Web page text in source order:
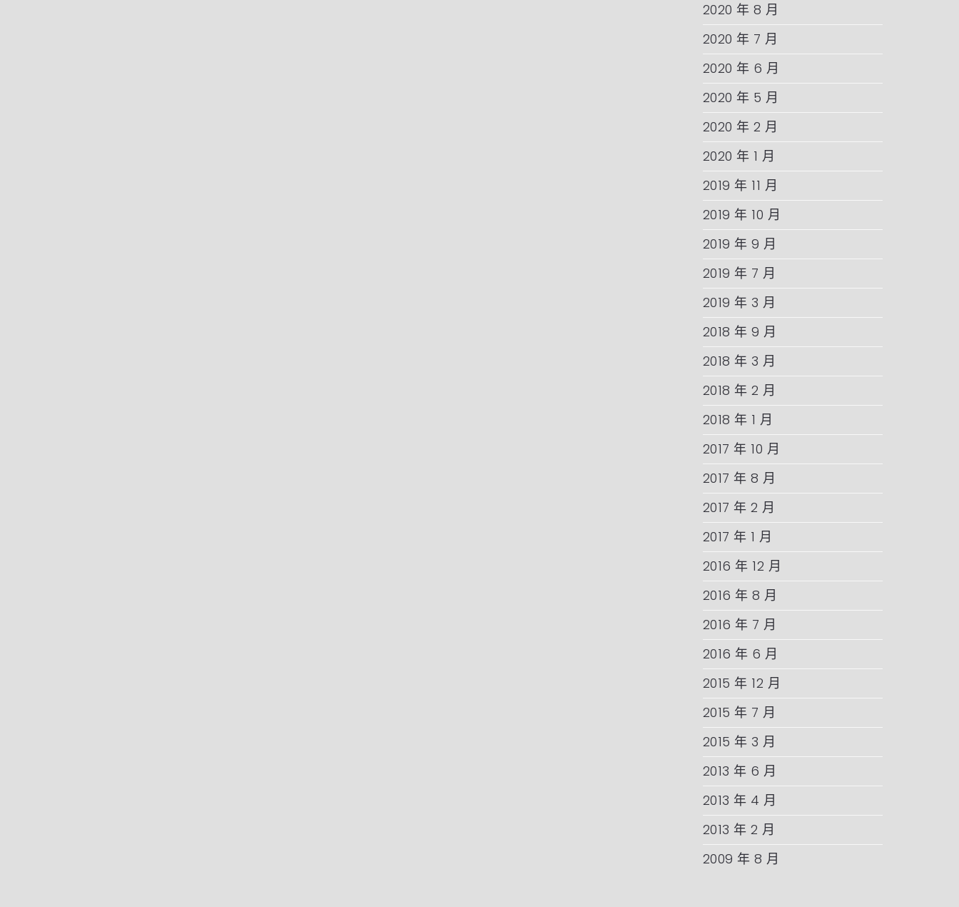
2020 年 8 月
2020 年 7 月
2020 年 6 月
2020 年 5 月
2020 年 2 月
2020 年 1 月
2019 年 11 月
2019 年 10 月
2019 年 9 月
2019 年 7 月
2019 年 3 月
2018 年 9 月
2018 年 3 月
2018 年 2 月
2018 年 1 月
2017 年 10 月
2017 年 8 月
2017 年 2 月
2017 年 1 月
2016 年 12 月
2016 年 8 月
2016 年 7 月
2016 年 6 月
2015 年 12 月
2015 年 7 月
2015 年 3 月
2013 年 6 月
2013 年 4 月
2013 年 2 月
2009 年 8 月